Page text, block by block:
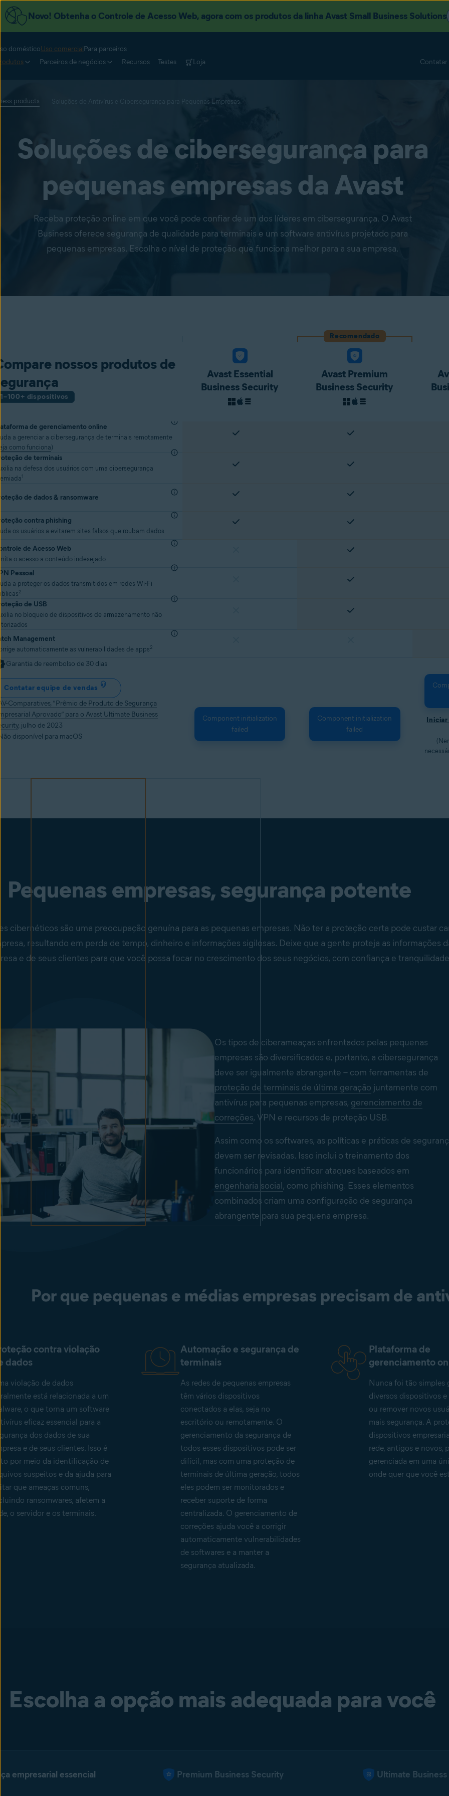
Novo! Obtenha o Controle de Acesso Web, agora com os produtos da linha Avast Small Business Solutions
domésticoUso comercialPara parceiros
Parceiros de negócios Recursos Testes Loja Contatar
products Soluções de Antivírus e Cibersegurança para Pequenas Empresas
Soluções de cibersegurança para
pequenas empresas da Avast
Receba proteção online em que você pode confiar de um dos líderes em cibersegurança. O Avast
Business oferece segurança de qualidade para terminais e um software antivírus projetado para
pequenas empresas. Escolha o nível de proteção que funciona melhor para a sua empresa.
Recomendado
nossos produtos de
1–100+ dispositivos
Avast Essential
Business Security
Avast Premium
Business Security
de gerenciamento online
a gerenciar a cibersegurança de terminais remotamente
como funciona)
de terminais
na defesa dos usuários com uma cibersegurança
1
de dados & ransomware
contra phishing
os usuários a evitarem sites falsos que roubam dados
de Acesso Web
o acesso a conteúdo indesejado
Pessoal
a proteger os dados transmitidos em redes Wi-Fi
2
de USB
no bloqueio de dispositivos de armazenamento não
Management
automaticamente as vulnerabilidades de apps2
Garantia de reembolso de 30 dias
Contatar equipe de vendas
Comparatives, “Prêmio de Produto de Segurança
Aprovado” para o Avast Ultimate Business
, julho de 2023
disponível para macOS
Component initialization
failed
Component initialization
failed
Pequenas empresas, segurança potente
cibernéticos são uma preocupação genuína para as pequenas empresas. Não ter a proteção certa pode custar
resultando em perda de tempo, dinheiro e informações sigilosas. Deixe que a gente proteja as informações
e de seus clientes para que você possa focar no crescimento dos seus negócios, com confiança e
Os tipos de ciberameaças enfrentados pelas pequenas
empresas são diversificados e, portanto, a cibersegurança
deve ser igualmente abrangente – com ferramentas de
proteção de terminais de última geração juntamente com
antivírus para pequenas empresas, gerenciamento de
correções, VPN e recursos de proteção USB.
Assim como os softwares, as políticas e práticas de
devem ser revisadas. Isso inclui o treinamento dos
funcionários para identificar ataques baseados em
engenharia social, como phishing. Esses elementos
combinados criam uma configuração de segurança
abrangente para sua pequena empresa.
Por que pequenas e médias empresas precisam de
contra violação
dados
violação de dados
está relacionada a um
o que torna um software
eficaz essencial para a
dos dados de sua
e de seus clientes. Isso é
por meio da identificação de
suspeitos e da ajuda para
que ameaças comuns,
ransomwares, afetem a
o servidor e os terminais.
Automação e segurança de
terminais
As redes de pequenas empresas
têm vários dispositivos
conectados a elas, seja no
escritório ou remotamente. O
gerenciamento da segurança de
todos esses dispositivos pode ser
difícil, mas com uma proteção de
terminais de última geração, todos
eles podem ser monitorados e
receber suporte de forma
centralizada. O gerenciamento de
correções ajuda você a corrigir
automaticamente vulnerabilidades
de softwares e a manter a
segurança atualizada.
Plataforma de
gerenciamento
Nunca foi tão simples
diversos dispositivos
ou remover novos
mais segurança. A
dispositivos
rede, antigos e novos,
gerenciada em uma
onde quer que você
Escolha a opção mais adequada para você
empresarial essencial Premium Business Security Ultimate